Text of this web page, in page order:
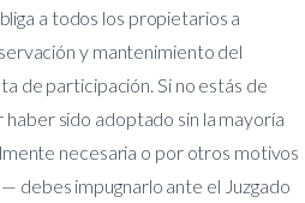
a todos los propietarios a
y mantenimiento del
de participación. Si no estás de
sido adoptado sin la mayoría
necesaria o por otros motivos
debes impugnarlo ante el Juzgado